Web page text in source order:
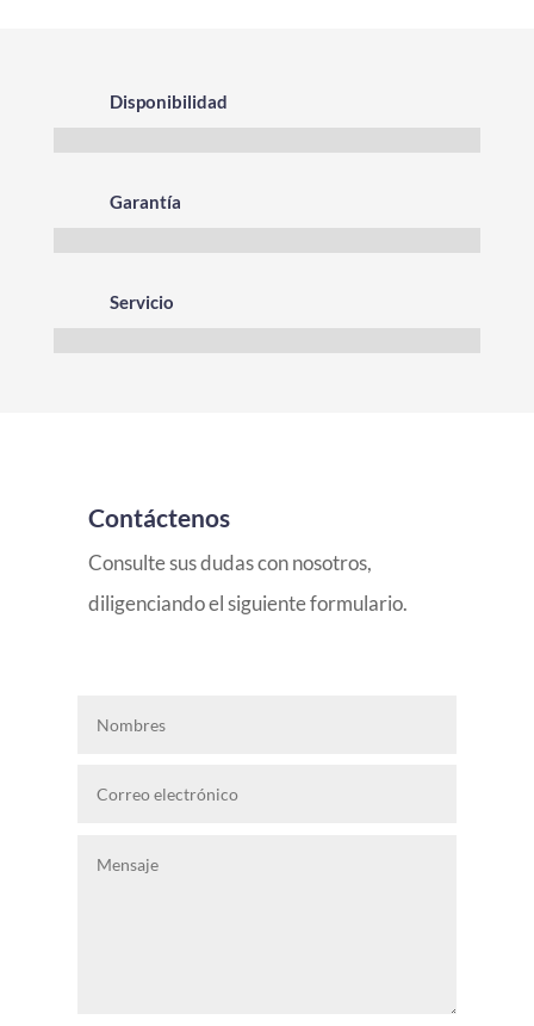
Disponibilidad
Garantía
Servicio
Contáctenos
Consulte sus dudas con nosotros,
diligenciando el siguiente formulario.